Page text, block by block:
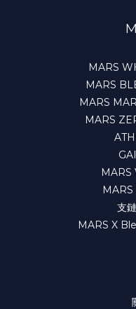
MARS
MARS
MARS
MARS
MARS
MARS
支
MARS X